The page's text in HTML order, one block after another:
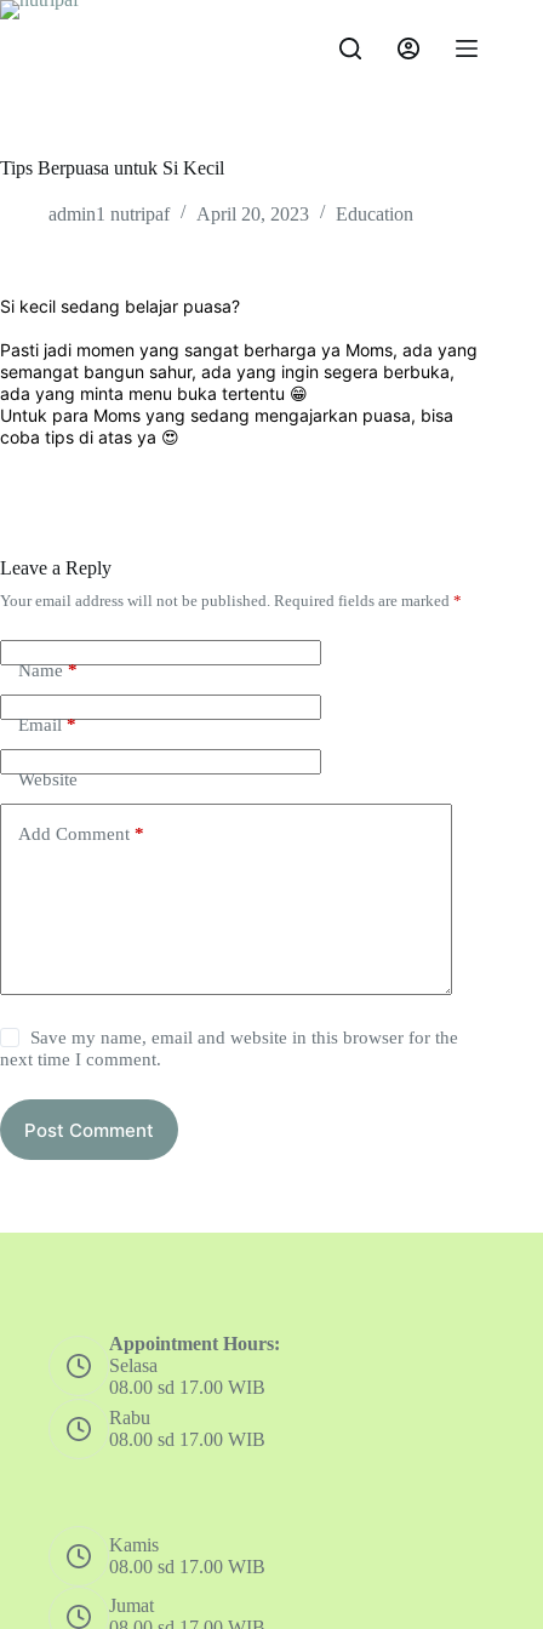
Skip
Tips Berpuasa untuk Si Kecil
admin1 nutripaf April 20, 2023 Education
Si kecil sedang belajar puasa?
Pasti jadi momen yang sangat berharga ya Moms, ada yang
semangat bangun sahur, ada yang ingin segera berbuka,
ada yang minta menu buka tertentu 😁
Untuk para Moms yang sedang mengajarkan puasa, bisa
coba tips di atas ya 😍
Leave a Reply
Your email address will not be published. Required fields are marked *
Name*
Email*
Website
Add Comment *
Save my name, email and website in this browser for the
next time I comment.
Post Comment
Appointment Hours:
Selasa
08.00 sd 17.00 WIB
Rabu
08.00 sd 17.00 WIB
Kamis
08.00 sd 17.00 WIB
Jumat